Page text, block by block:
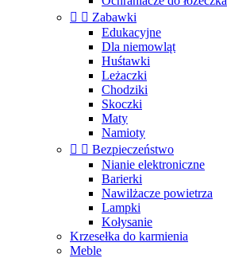
  Zabawki
Edukacyjne
Dla niemowląt
Huśtawki
Leżaczki
Chodziki
Skoczki
Maty
Namioty
  Bezpieczeństwo
Nianie elektroniczne
Barierki
Nawilżacze powietrza
Lampki
Kołysanie
Krzesełka do karmienia
Meble